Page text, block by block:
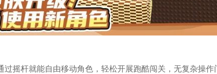
过摇杆就能自由移动角色，轻松开展跑酷闯关，无复杂操作